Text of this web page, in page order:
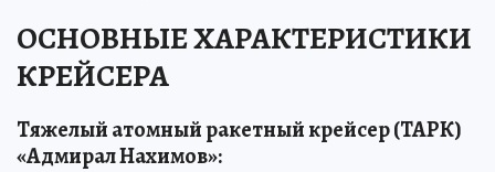
ОСНОВНЫЕ ХАРАКТЕРИСТИКИ
КРЕЙСЕРА
Тяжелый атомный ракетный крейсер (ТАРК)
«Адмирал Нахимов»: